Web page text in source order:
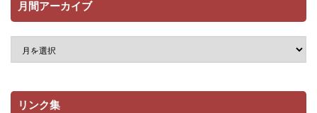
月間アーカイブ
リンク集